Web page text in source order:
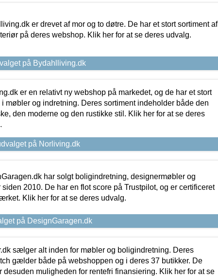
er drevet af mor og to døtre. De har et stort sortiment af
på deres webshop. Klik her for at se deres udvalg.
på Bydahlliving.dk
er en relativt ny webshop på markedet, og de har et stort
i møbler og indretning. Deres sortiment indeholder både den
den moderne og den rustikke stil. Klik her for at se deres
på Norliving.dk
har solgt boligindretning, designermøbler og
siden 2010. De har en flot score på Trustpilot, og er certificeret
Klik her for at se deres udvalg.
på DesignGaragen.dk
sælger alt inden for møbler og boligindretning. Deres
gælder både på webshoppen og i deres 37 butikker. De
desuden muligheden for rentefri finansiering. Klik her for at se